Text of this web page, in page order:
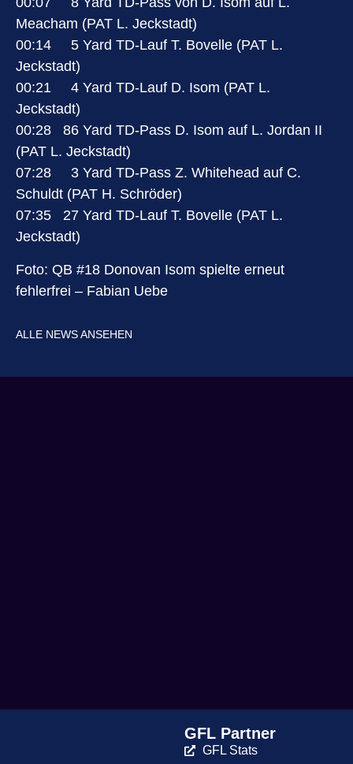
Meacham (PAT L. Jeckstadt)
00:14 5 Yard TD-Lauf T. Bovelle (PAT L.
Jeckstadt)
00:21 4 Yard TD-Lauf D. Isom (PAT L.
Jeckstadt)
00:28 86 Yard TD-Pass D. Isom auf L. Jordan II
(PAT L. Jeckstadt)
07:28 3 Yard TD-Pass Z. Whitehead auf C.
Schuldt (PAT H. Schröder)
07:35 27 Yard TD-Lauf T. Bovelle (PAT L.
Jeckstadt)
Foto: QB #18 Donovan Isom spielte erneut
fehlerfrei – Fabian Uebe
ALLE NEWS ANSEHEN
GFL Partner
GFL Stats